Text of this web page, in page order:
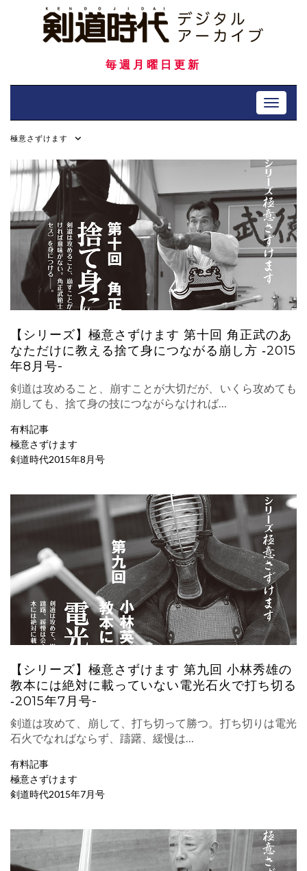
毎週月曜日更新
Toggle
極意さずけます
【シリーズ】極意さずけます 第十回 角正武のあ
なただけに教える捨て身につながる崩し方 ‐2015
年8月号-
剣道は攻めること、崩すことが大切だが、いくら攻めても
崩しても、捨て身の技につながらなければ…
有料記事
極意さずけます
剣道時代2015年8月号
【シリーズ】極意さずけます 第九回 小林秀雄の
教本には絶対に載っていない電光石火で打ち切る
‐2015年7月号-
剣道は攻めて、崩して、打ち切って勝つ。打ち切りは電光
石火でなればならず、躊躇、緩慢は…
有料記事
極意さずけます
剣道時代2015年7月号